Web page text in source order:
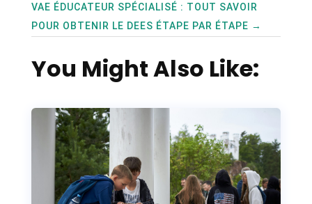
VAE ÉDUCATEUR SPÉCIALISÉ : TOUT SAVOIR
POUR OBTENIR LE DEES ÉTAPE PAR ÉTAPE →
You Might Also Like: